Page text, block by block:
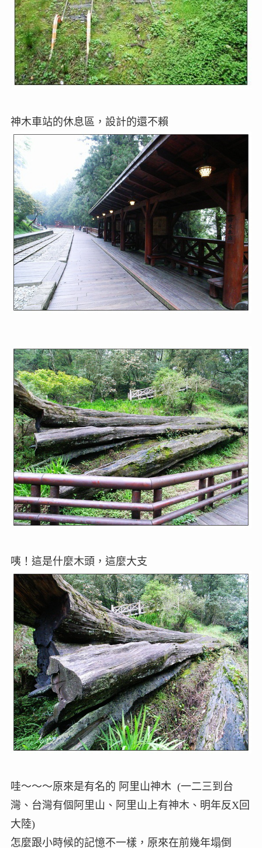
神木車站的休息區，設計的還不賴
咦！這是什麼木頭，這麼大支
哇～～～原來是有名的 阿里山神木 (一二三到台
灣、台灣有個阿里山、阿里山上有神木、明年反X回
大陸)
怎麼跟小時候的記憶不一樣，原來在前幾年塌倒